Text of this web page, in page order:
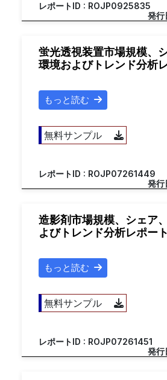
レポートID : ROJP0925835
発
蛍光透視装置市場規模、
環境およびトレンド分析
もっと読む
無料サンプル
レポートID : ROJP07261449
発
造影剤市場規模、シェア
よびトレンド分析レポート
もっと読む
無料サンプル
レポートID : ROJP07261451
発